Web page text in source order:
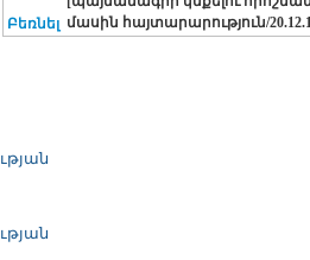
Բեռնել մասին հայտարարություն/